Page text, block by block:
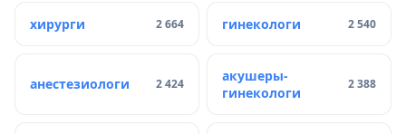
хирурги 2 664 гинекологи 2 540
анестезиологи 2 424
акушеры-
гинекологи
2 388